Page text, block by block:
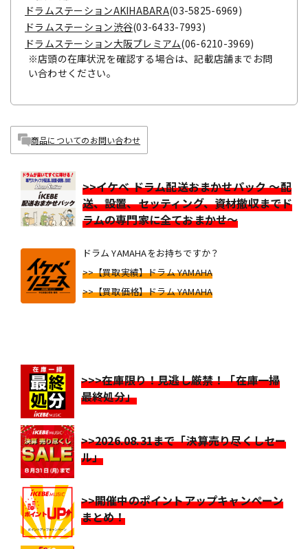
ドラムステーションAKIHABARA(03-5825-6969)
ドラムステーション渋谷(03-6433-7993)
ドラムステーション大阪プレミアム(06-6210-3969)
※店頭の在庫状況を確認する場合は、記載店舗までお問
い合わせください。
商品についてのお問い合わせ
>>イケベ ドラム配送おまかせパック ～配
送、設置、セッティング、資材撤収までド
ラムの専門家に全ておまかせ～
ドラム YAMAHAをお持ちですか？
>>【買取実績】ドラム YAMAHA
>>【買取価格】ドラム YAMAHA
>>>在庫限り！見逃し厳禁！「在庫一掃
最終処分」
>>2026.08.31まで「決算売り尽くしセー
ル」
>>開催中のポイントアップキャンペーン
まとめ！